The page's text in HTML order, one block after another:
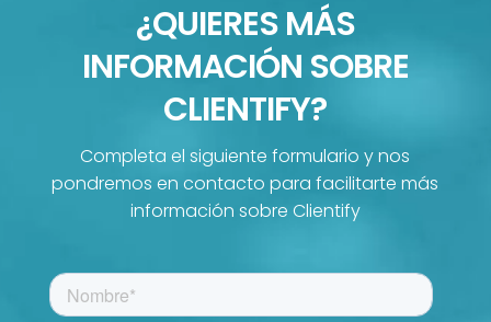
¿QUIERES MÁS
INFORMACIÓN SOBRE
CLIENTIFY?
Completa el siguiente formulario y nos
pondremos en contacto para facilitarte más
información sobre Clientify